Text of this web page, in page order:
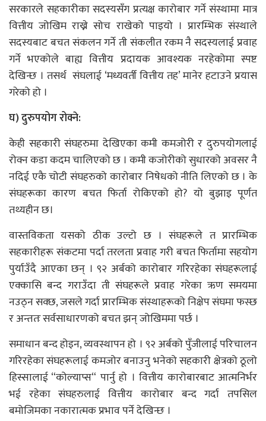
सरकारले सहकारीका सदस्यसँग प्रत्यक्ष कारोबार गर्ने संस्थामा मात्र
वित्तीय जोखिम राख्ने सोच राखेको पाइयो । प्रारम्भिक संस्थाले
सदस्यबाट बचत संकलन गर्ने ती संकलीत रकम नै सदस्यलाई प्रवाह
गर्ने भएकोले बाह्य वित्तीय प्रदायक आवश्यक नरहेकोमा स्पष्ट
देखिन्छ । तसर्थ संघलाई ‘मध्यवर्ती वित्तीय तह’ मानेर हटाउने प्रयास
गरेको हो ।
घ) दुरुपयोग रोक्ने:
केही सहकारी संघहरुमा देखिएका कमी कमजोरी र दुरुपयोगलाई
रोक्न कडा कदम चालिएको छ । कमी कजोरीको सुधारको अवसर नै
नदिई एकै चोटी संघहरुको कारोबार निषेधको नीति लिएको छ । के
संघहरूका कारण बचत फिर्ता रोकिएको हो? यो बुझाइ पूर्णत
तथ्यहीन छ।
वास्तविकता यसको ठीक उल्टो छ । संघहरूले त प्रारम्भिक
सहकारीहरू संकटमा पर्दा तरलता प्रवाह गरी बचत फिर्तामा सहयोग
पुर्याउँदै आएका छन् । ९२ अर्बको कारोबार गरिरहेका संघहरूलाई
एक्कासि बन्द गराउँदा ती संघहरूले प्रवाह गरेका ऋण समयमा
नउठ्न सक्छ, जसले गर्दा प्रारम्भिक संस्थाहरूको निक्षेप संघमा फस्छ
र अन्ततः सर्वसाधारणको बचत झन् जोखिममा पर्छ ।
समाधान बन्द होइन, व्यवस्थापन हो । ९२ अर्बको पुँजीलाई परिचालन
गरिरहेका संघहरूलाई कमजोर बनाउनु भनेको सहकारी क्षेत्रको ठूलो
हिस्सालाई “कोल्याप्स“ पार्नु हो । वित्तीय कारोबारबाट आत्मनिर्भर
भई रहेका संघहरुलाई वित्तीय कारोबार बन्द गर्दा तपसिल
बमोजिमका नकारात्मक प्रभाव पर्ने देखिन्छ ।